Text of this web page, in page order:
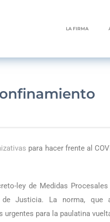
LA FIRMA
para hacer frente al
ley de Medidas
Justicia. La norma, que
para la paulatina